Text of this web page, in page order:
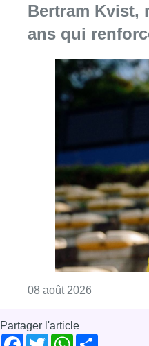
Bertram Kvist,
ans qui
08 août 2026
Partager l'article
Facebook
TwitterWhatsApp